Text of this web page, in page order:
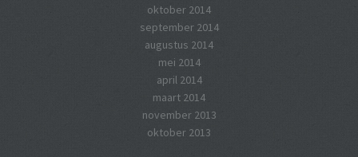
oktober 2014
september 2014
augustus 2014
mei 2014
april 2014
maart 2014
november 2013
oktober 2013